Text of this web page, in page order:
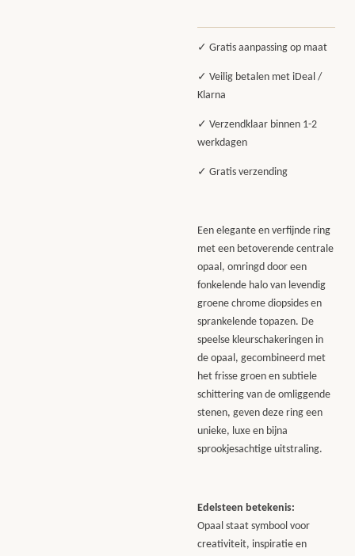
✓ Gratis aanpassing op maat
✓ Veilig betalen met iDeal /
Klarna
✓ Verzendklaar binnen 1-2
werkdagen
✓ Gratis verzending
Een elegante en verfijnde ring
met een betoverende centrale
opaal, omringd door een
fonkelende halo van levendig
groene chrome diopsides en
sprankelende topazen. De
speelse kleurschakeringen in
de opaal, gecombineerd met
het frisse groen en subtiele
schittering van de omliggende
stenen, geven deze ring een
unieke, luxe en bijna
sprookjesachtige uitstraling.
Edelsteen betekenis:
Opaal staat symbool voor
creativiteit, inspiratie en